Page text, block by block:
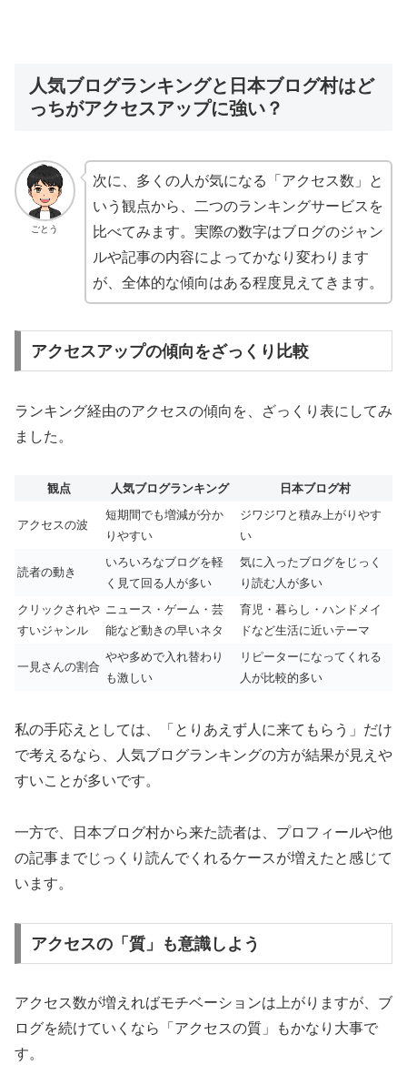
人気ブログランキングと日本ブログ村はど
っちがアクセスアップに強い？
ごとう
次に、多くの人が気になる「アクセス数」と
いう観点から、二つのランキングサービスを
比べてみます。実際の数字はブログのジャン
ルや記事の内容によってかなり変わります
が、全体的な傾向はある程度見えてきます。
アクセスアップの傾向をざっくり比較
ランキング経由のアクセスの傾向を、ざっくり表にしてみ
ました。
観点 人気ブログランキング 日本ブログ村
アクセスの波
短期間でも増減が分か
りやすい
ジワジワと積み上がりやす
い
読者の動き
いろいろなブログを軽
く見て回る人が多い
気に入ったブログをじっく
り読む人が多い
クリックされや
すいジャンル
ニュース・ゲーム・芸
能など動きの早いネタ
育児・暮らし・ハンドメイ
ドなど生活に近いテーマ
一見さんの割合
やや多めで入れ替わり
も激しい
リピーターになってくれる
人が比較的多い
私の手応えとしては、「とりあえず人に来てもらう」だけ
で考えるなら、人気ブログランキングの方が結果が見えや
すいことが多いです。
一方で、日本ブログ村から来た読者は、プロフィールや他
の記事までじっくり読んでくれるケースが増えたと感じて
います。
アクセスの「質」も意識しよう
アクセス数が増えればモチベーションは上がりますが、ブ
ログを続けていくなら「アクセスの質」もかなり大事で
す。